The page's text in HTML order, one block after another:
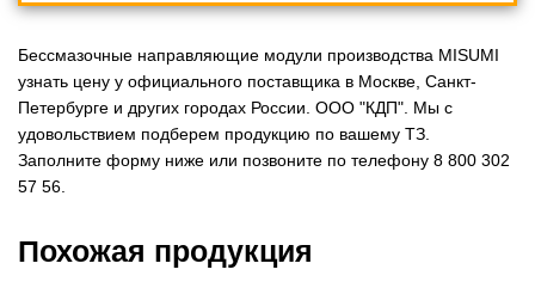
Бессмазочные направляющие модули производства MISUMI
узнать цену у официального поставщика в Москве, Санкт-
Петербурге и других городах России. ООО "КДП". Мы с
удовольствием подберем продукцию по вашему ТЗ.
Заполните форму ниже или позвоните по телефону 8 800 302
57 56.
Похожая продукция